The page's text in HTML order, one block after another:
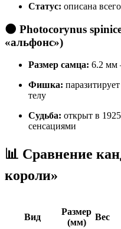
Статус: описана
🌑 Photocorynus
«альфонс»)
Размер самца: 6.2 мм
Фишка:
телу
Судьба: открыт в
сенсациями
📊 Сравнение
короли»
Вид
Размер
(мм)
Вес